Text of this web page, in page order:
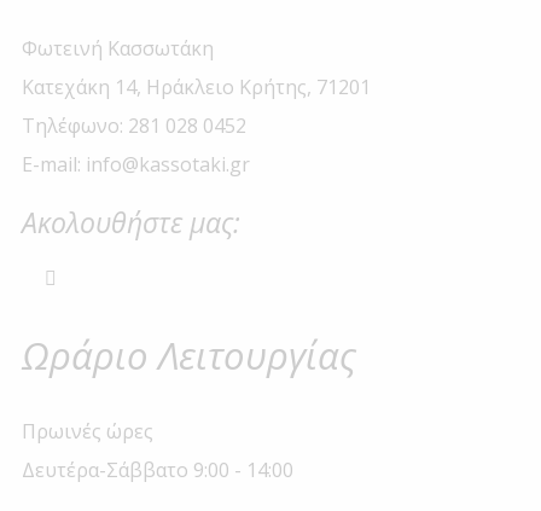
Φωτεινή Κασσωτάκη
Κατεχάκη 14, Ηράκλειο Κρήτης, 71201
Τηλέφωνο: 281 028 0452
E-mail: info@kassotaki.gr
Ακολουθήστε μας:
Ωράριο Λειτουργίας
Πρωινές ώρες
Δευτέρα-Σάββατο 9:00 - 14:00